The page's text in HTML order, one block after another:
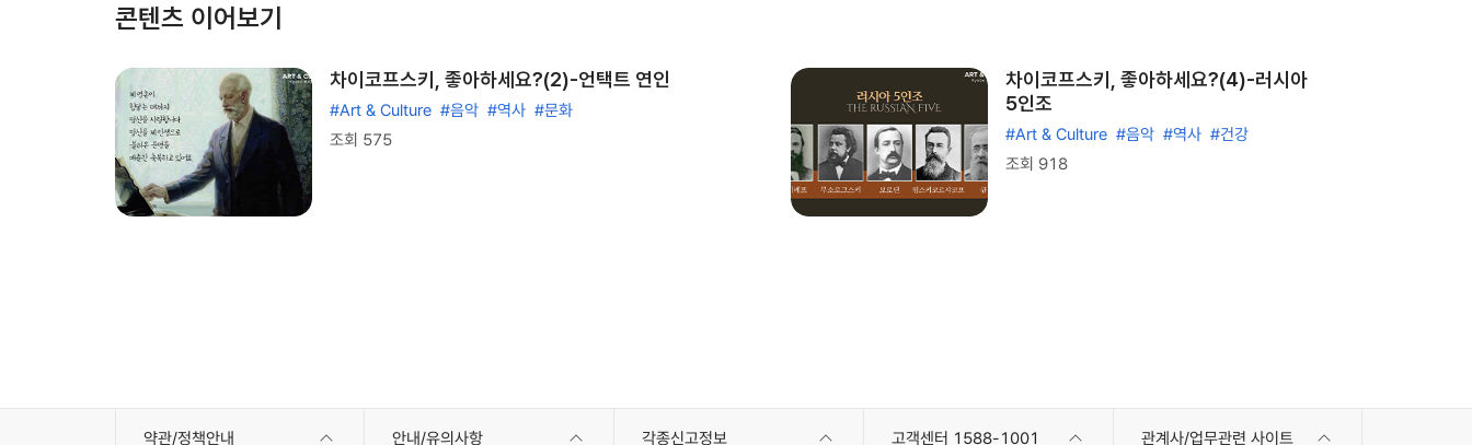
콘텐츠 이어보기
차이코프스키, 좋아하세요?(2)-언택트 연인
#Art & Culture #음악 #역사 #문화
조회 575
차이코프스키, 좋아하세요?(4)-러시아
5인조
#Art & Culture #음악 #역사 #건강
조회 918
약관/정책안내 안내/유의사항 각종신고정보 고객센터 1588-1001 관계사/업무관련 사이트